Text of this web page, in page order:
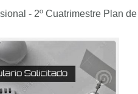
- 2º Cuatrimestre Plan